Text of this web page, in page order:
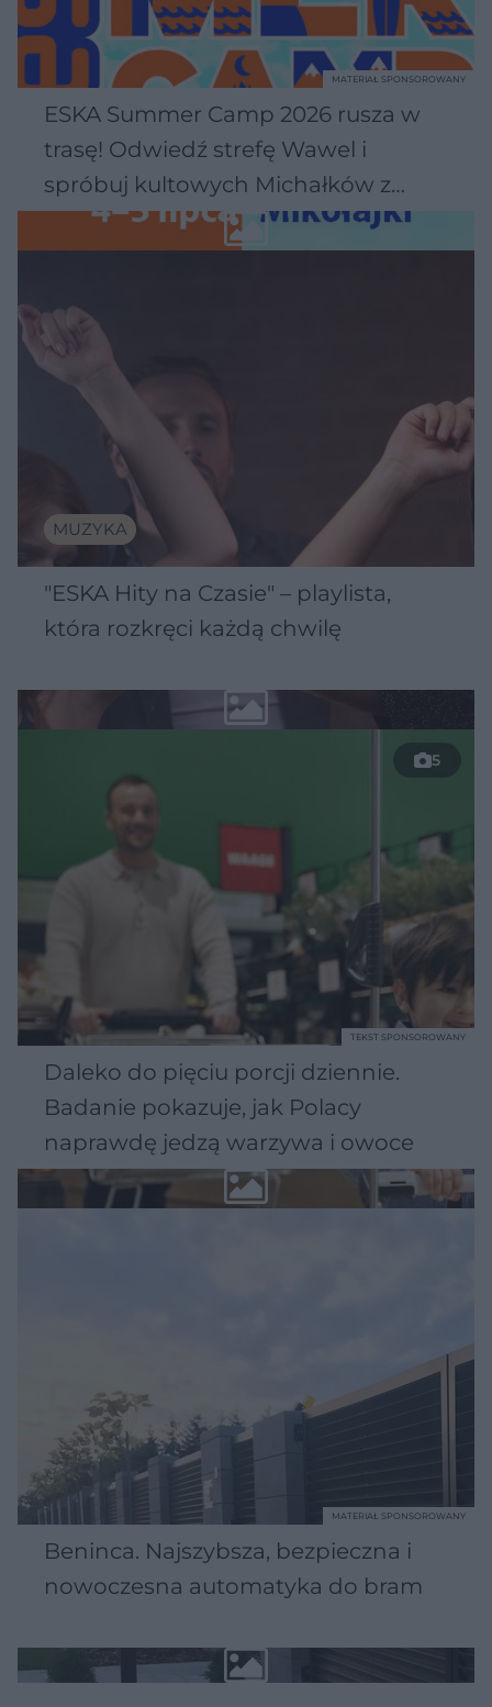
ESKA Summer Camp 2026 rusza w
trasę! Odwiedź strefę Wawel i
spróbuj kultowych Michałków z
Wawelu
MATERIAŁ SPONSOROWANY
MUZYKA
"ESKA Hity na Czasie" – playlista,
która rozkręci każdą chwilę
5
Daleko do pięciu porcji dziennie.
Badanie pokazuje, jak Polacy
naprawdę jedzą warzywa i owoce
TEKST SPONSOROWANY
Beninca. Najszybsza, bezpieczna i
nowoczesna automatyka do bram
MATERIAŁ SPONSOROWANY